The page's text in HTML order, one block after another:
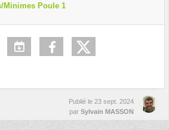
Minimes Poule 1
Publié le 23 sept. 2024
par Sylvain MASSON